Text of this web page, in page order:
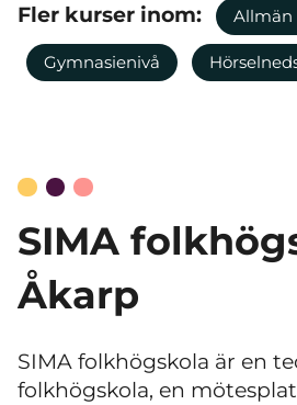
Fler kurser inom: Allmän
Gymnasienivå
SIMA
Åkarp
SIMA folkhögskola är en
folkhögskola, en